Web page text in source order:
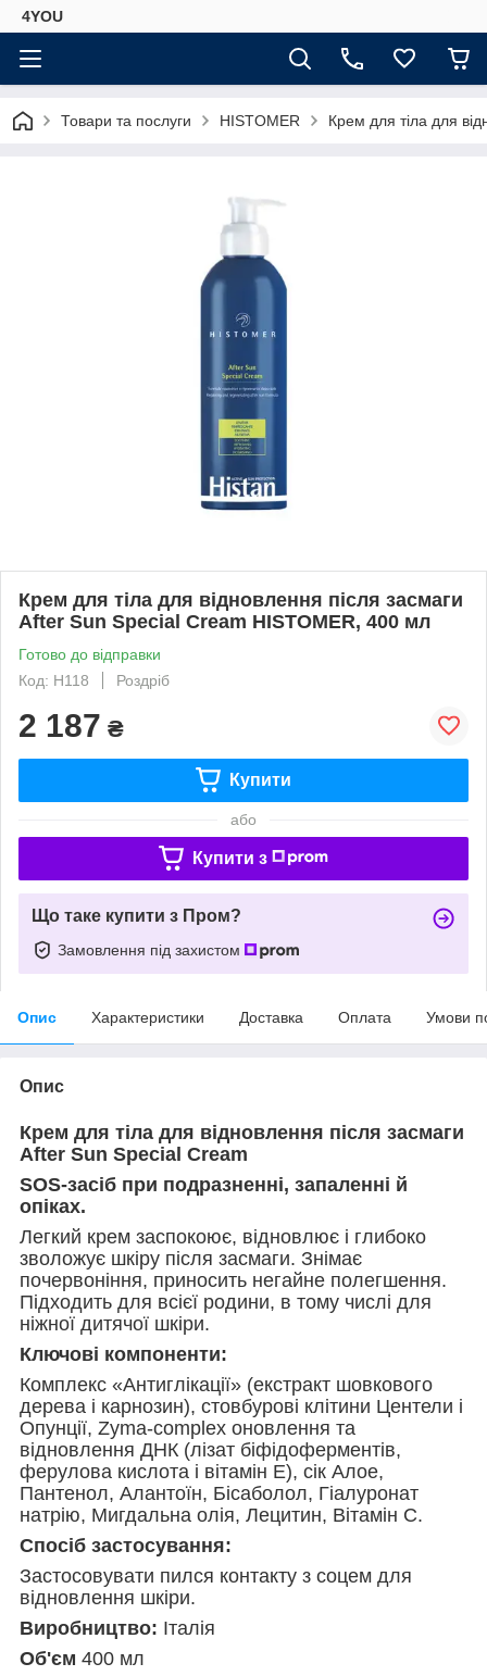
4YOU
Товари та послуги HISTOMER Крем для тіла для
Крем для тіла для відновлення після засмаги
After Sun Special Cream HISTOMER, 400 мл
Готово до відправки
Код: H118
Роздріб
2 187 ₴
Купити
або
Купити з
Що таке купити з Пром?
Замовлення під захистом
Опис Характеристики Доставка Оплата Умови
Опис
Крем для тіла для відновлення після засмаги
After Sun Special Cream
SOS-засіб при подразненні, запаленні й
опіках.
Легкий крем заспокоює, відновлює і глибоко
зволожує шкіру після засмаги. Знімає
почервоніння, приносить негайне полегшення.
Підходить для всієї родини, в тому числі для
ніжної дитячої шкіри.
Ключові компоненти:
Комплекс «Антиглікації» (екстракт шовкового
дерева і карнозин), стовбурові клітини Центели і
Опунції, Zyma-complex оновлення та
відновлення ДНК (лізат біфідоферментів,
ферулова кислота і вітамін Е), сік Алое,
Пантенол, Алантоїн, Бісаболол, Гіалуронат
натрію, Мигдальна олія, Лецитин, Вітамін С.
Спосіб застосування:
Застосовувати пился контакту з соцем для
відновлення шкіри.
Виробництво: Італія
Об'єм 400 мл